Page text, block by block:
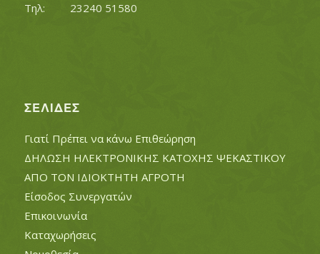
Τηλ:		23240 51580
ΣΕΛΊΔΕΣ
Γιατί Πρέπει να κάνω Επιθεώρηση
ΔΗΛΩΣΗ ΗΛΕΚΤΡΟΝΙΚΗΣ ΚΑΤΟΧΗΣ ΨΕΚΑΣΤΙΚΟΥ
ΑΠΟ ΤΟΝ ΙΔΙΟΚΤΗΤΗ ΑΓΡΟΤΗ
Είσοδος Συνεργατών
Επικοινωνία
Καταχωρήσεις